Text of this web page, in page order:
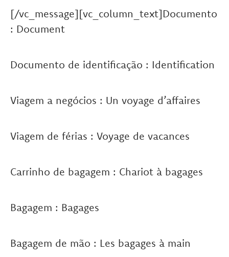
[/vc_message][vc_column_text]Documento
: Document
Documento de identificação : Identification
Viagem a negócios : Un voyage d’affaires
Viagem de férias : Voyage de vacances
Carrinho de bagagem : Chariot à bagages
Bagagem : Bagages
Bagagem de mão : Les bagages à main